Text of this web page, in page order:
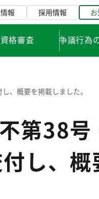
報 採用情報
格審査 争議行為
、概要を掲載しました。
第38
し、